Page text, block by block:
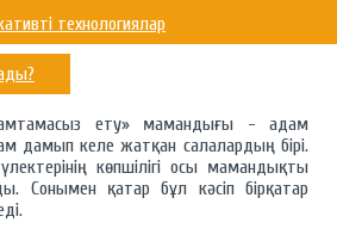
технологиялар
ету» мамандығы - адам
дамып келе жатқан салалардың бірі.
көпшілігі осы мамандықты
Сонымен қатар бұл кәсіп бірқатар